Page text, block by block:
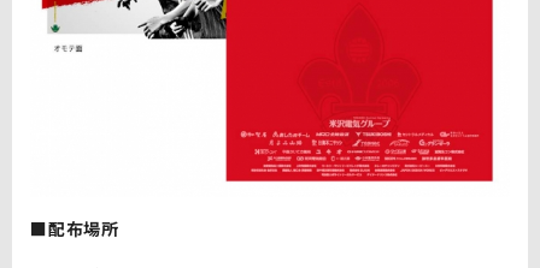
■配布場所